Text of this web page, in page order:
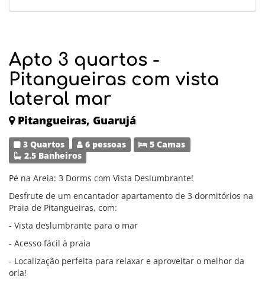
Apto 3 quartos -
Pitangueiras com vista
lateral mar
Pitangueiras, Guarujá
3 Quartos 6 pessoas
5 Camas
2.5 Banheiros
Pé na Areia: 3 Dorms com Vista Deslumbrante!
Desfrute de um encantador apartamento de 3 dormitórios na
Praia de Pitangueiras, com:
- Vista deslumbrante para o mar
- Acesso fácil à praia
- Localização perfeita para relaxar e aproveitar o melhor da
orla!